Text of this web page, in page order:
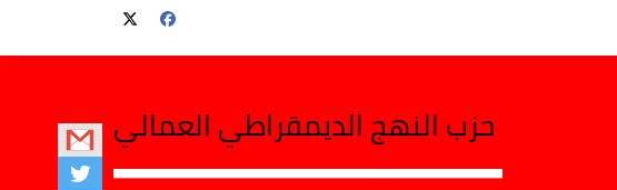
حزب النهج الديمقراطي العمالي